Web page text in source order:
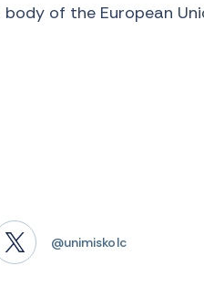
of the European
@unimiskolc